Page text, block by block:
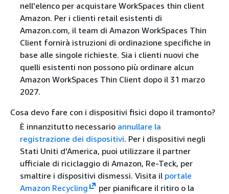
nell'elenco per acquistare WorkSpaces thin client
Amazon. Per i clienti retail esistenti di
Amazon.com, il team di Amazon WorkSpaces Thin
Client fornirà istruzioni di ordinazione specifiche in
base alle singole richieste. Sia i clienti nuovi che
quelli esistenti non possono più ordinare alcun
Amazon WorkSpaces Thin Client dopo il 31 marzo
2027.
Cosa devo fare con i dispositivi fisici dopo il tramonto?
È innanzitutto necessario annullare la
registrazione dei dispositivi. Per i dispositivi negli
Stati Uniti d'America, puoi utilizzare il partner
ufficiale di riciclaggio di Amazon, Re-Teck, per
smaltire i dispositivi dismessi. Visita il portale
Amazon Recycling
per pianificare il ritiro o la